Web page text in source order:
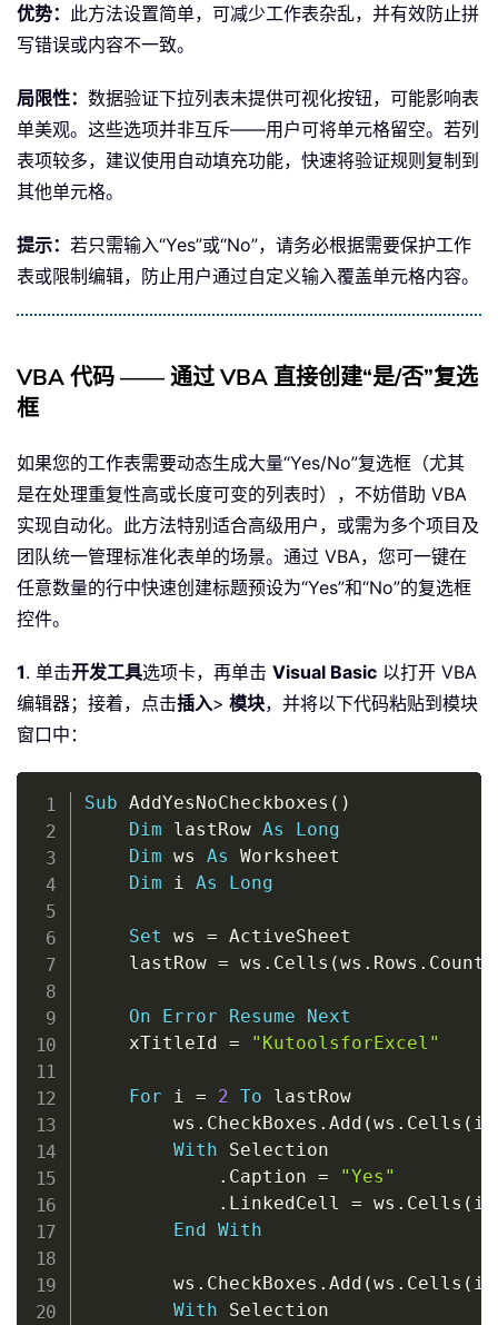
优势： 此方法设置简单，可减少工作表杂乱，并有效防止拼
写错误或内容不一致。
局限性： 数据验证下拉列表未提供可视化按钮，可能影响表
单美观。这些选项并非互斥——用户可将单元格留空。若列
表项较多，建议使用自动填充功能，快速将验证规则复制到
其他单元格。
提示： 若只需输入“Yes”或“No”，请务必根据需要保护工作
表或限制编辑，防止用户通过自定义输入覆盖单元格内容。
VBA 代码 —— 通过 VBA 直接创建“是/否”复选
框
如果您的工作表需要动态生成大量“Yes/No”复选框（尤其
是在处理重复性高或长度可变的列表时），不妨借助 VBA
实现自动化。此方法特别适合高级用户，或需为多个项目及
团队统一管理标准化表单的场景。通过 VBA，您可一键在
任意数量的行中快速创建标题预设为“Yes”和“No”的复选框
控件。
1. 单击开发工具选项卡，再单击 Visual Basic 以打开 VBA
编辑器；接着，点击插入> 模块，并将以下代码粘贴到模块
窗口中：
Sub AddYesNoCheckboxes ( )
Dim lastRow As
Long
Dim ws As Worksheet
Dim i As Long
Set ws = ActiveSheet
    lastRow
= ws . Cells (ws . Rows . Count
On Error Resume
Next
    xTitleId
= "KutoolsforExcel"
For i = 2 To lastRow
        ws
. CheckBoxes . Add (ws . Cells ( i
With Selection
. Caption =
"Yes"
. LinkedCell = ws . Cells ( i
End
With
        ws
. CheckBoxes . Add (ws . Cells ( i
With Selection